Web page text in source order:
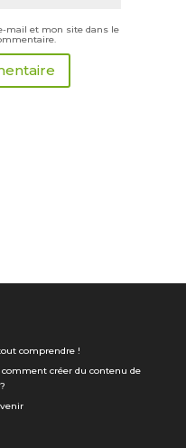
mail et mon site dans le
comprendre !
créer du contenu de